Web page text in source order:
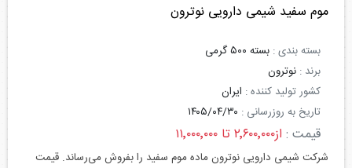
موم سفید شیمی دارویی نوترون
بسته بندی : بسته ۵۰۰ گرمی
برند : نوترون
کشور تولید کننده : ایران
تاریخ به روزرسانی : ۱۴۰۵/۰۴/۳۰
قیمت : از۲٬۶۰۰٬۰۰۰ تا ۱۱٬۰۰۰٬۰۰۰
شرکت شیمی دارویی نوترون ماده موم سفید را بفروش می‌رساند. قیمت